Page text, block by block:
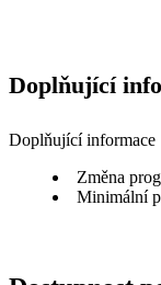
Doplňující
Doplňující informace
Změna
Minimální